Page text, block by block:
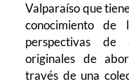
Valparaíso que
conocimiento de
perspectivas de
originales de
través de una